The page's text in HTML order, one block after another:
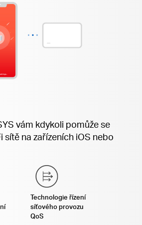
vám kdykoli pomůže se
sítě na zařízeních iOS nebo
Technologie řízení
síťového provozu
QoS